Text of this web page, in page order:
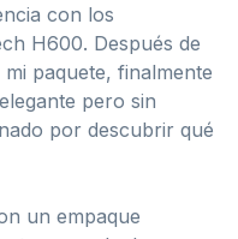
con los
H600. Después de
paquete, finalmente
pero sin
por descubrir qué
un empaque